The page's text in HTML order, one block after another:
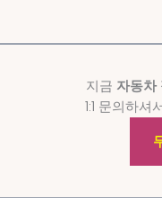
지금 자동차
1:1 문의하셔